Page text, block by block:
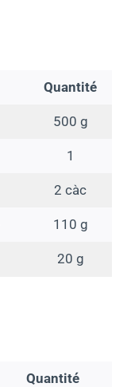
Quantité
500 g
1
2 càc
110 g
20 g
Quantité